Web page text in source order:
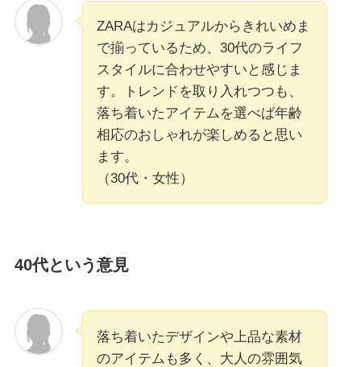
ZARAはカジュアルからきれいめま
で揃っているため、30代のライフ
スタイルに合わせやすいと感じま
す。トレンドを取り入れつつも、
落ち着いたアイテムを選べば年齢
相応のおしゃれが楽しめると思い
ます。
（30代・女性）
40代という意見
落ち着いたデザインや上品な素材
のアイテムも多く、大人の雰囲気